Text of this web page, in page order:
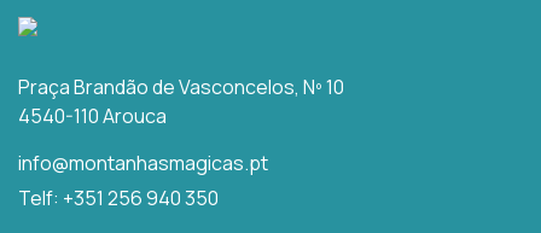
Praça Brandão de Vasconcelos, Nº 10
4540-110 Arouca
info@montanhasmagicas.pt
Telf: +351 256 940 350